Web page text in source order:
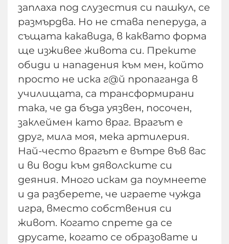
заплаха под слузестия си пашкул, се
размърдва. Но не става пеперуда, а
същата какавида, в каквато форма
ще изживее живота си. Преките
обиди и нападения към мен, който
просто не иска г@й пропаганда в
училищата, са трансформирани
така, че да бъда уязвен, посочен,
заклеймен като враг. Врагът е
друг, мила моя, мека артилерия.
Най-често врагът е вътре във вас
и ви води към дяволските си
деяния. Много искам да поумнеете
и да разберете, че играете чужда
игра, вместо собствения си
живот. Когато спрете да се
друсате, когато се образовате и